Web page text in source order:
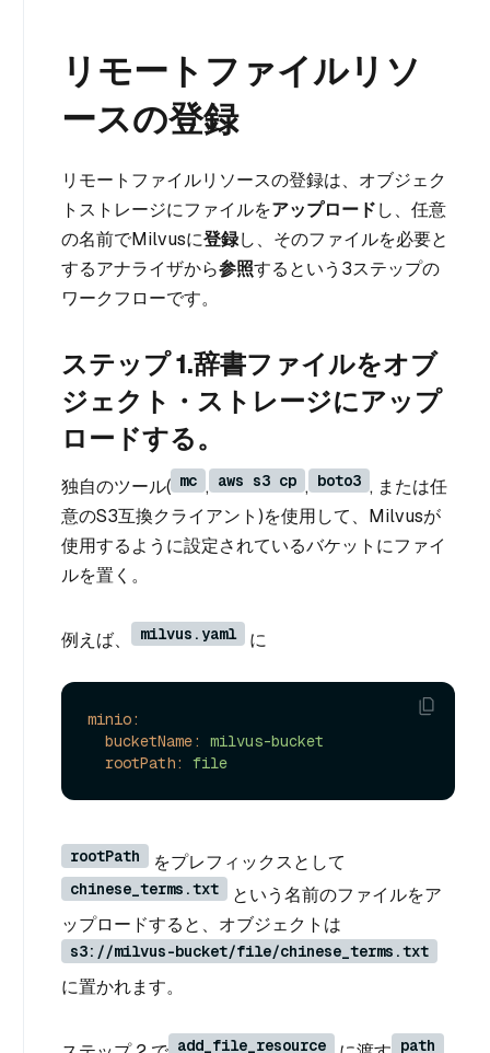
リモートファイルリソ
ースの登録
リモートファイルリソースの登録は、オブジェク
トストレージにファイルをアップロードし、任意
の名前でMilvusに登録し、そのファイルを必要と
するアナライザから参照するという3ステップの
ワークフローです。
ステップ 1.辞書ファイルをオブ
ジェクト・ストレージにアップ
ロードする。
独自のツール( mc , aws s3 cp , boto3 , または任
意のS3互換クライアント)を使用して、Milvusが
使用するように設定されているバケットにファイ
ルを置く。
例えば、 milvus.yaml に
minio:
bucketName:
milvus-bucket
rootPath:
file
rootPath をプレフィックスとして
chinese_terms.txt
という名前のファイルをア
ップロードすると、オブジェクトは
s3://milvus-bucket/file/chinese_terms.txt
に置かれます。
add_file_resource path